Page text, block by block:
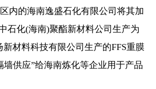
内的海南逸盛石化有限公司将其加
石化(海南)聚酯新材料公司生产为
新材料科技有限公司生产的FFS重膜
墙供应”给海南炼化等企业用于产品